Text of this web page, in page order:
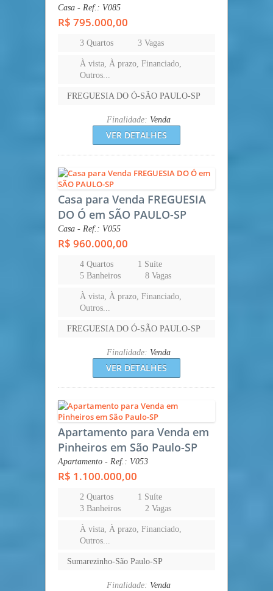
Casa - Ref.: V085
R$ 795.000,00
3 Quartos 3 Vagas
À vista, À prazo, Financiado,
Outros...
FREGUESIA DO Ó-SÃO PAULO-SP
Finalidade: Venda
VER DETALHES
Casa para Venda FREGUESIA
DO Ó em SÃO PAULO-SP
Casa - Ref.: V055
R$ 960.000,00
4 Quartos
1 Suíte
5 Banheiros
8 Vagas
À vista, À prazo, Financiado,
Outros...
FREGUESIA DO Ó-SÃO PAULO-SP
Finalidade: Venda
VER DETALHES
Apartamento para Venda em
Pinheiros em São Paulo-SP
Apartamento - Ref.: V053
R$ 1.100.000,00
2 Quartos
1 Suíte
3 Banheiros
2 Vagas
À vista, À prazo, Financiado,
Outros...
Sumarezinho-São Paulo-SP
Finalidade: Venda